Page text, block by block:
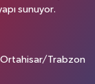
sunuyor.
Ortahisar/Trabzon